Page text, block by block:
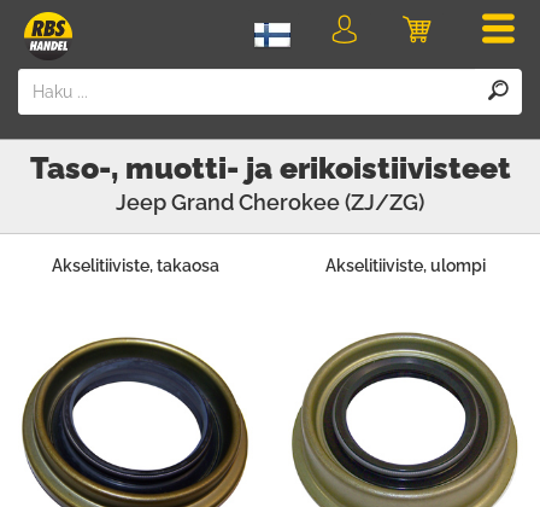
Ostoskori
Kirjaudu
Taso-, muotti- ja erikoistiivisteet
JeepGrand Cherokee (ZJ/ZG)
Akselitiiviste, takaosa Akselitiiviste, ulompi